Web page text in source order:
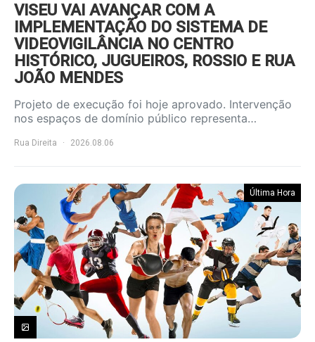
VISEU VAI AVANÇAR COM A
IMPLEMENTAÇÃO DO SISTEMA DE
VIDEOVIGILÂNCIA NO CENTRO
HISTÓRICO, JUGUEIROS, ROSSIO E RUA
JOÃO MENDES
Projeto de execução foi hoje aprovado. Intervenção
nos espaços de domínio público representa…
Rua Direita 2026.08.06
Última Hora